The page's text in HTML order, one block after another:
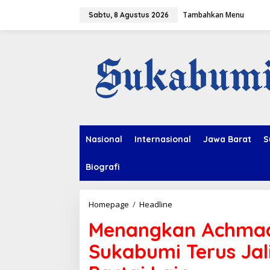
Sabtu, 8 Agustus 2026 Tambahkan Menu
Nasional Internasional Jawa Barat
Biografi
Homepage / Headline
n
a
n
g
Menangkan
Sukabumi Terus